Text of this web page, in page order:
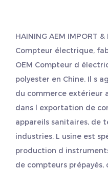
HAINING AEM IMPORT &
Compteur électrique,
OEM Compteur d
polyester en Chine. Il s
du commerce extérieur
dans l exportation de
appareils sanitaires, de
industries. L usine est
production d
de compteurs prépayés,